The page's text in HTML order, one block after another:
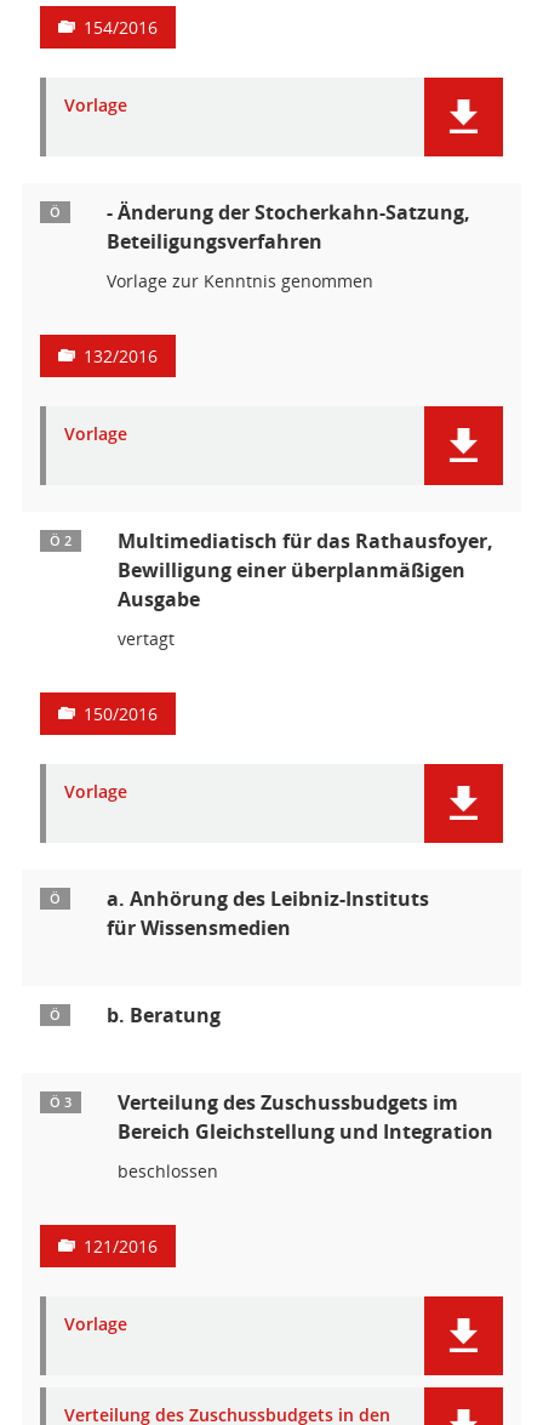
154/2016
Vorlage
Ö
- Änderung der Stocherkahn-Satzung,
Beteiligungsverfahren
Vorlage zur Kenntnis genommen
132/2016
Vorlage
Ö 2
Multimediatisch für das Rathausfoyer,
Bewilligung einer überplanmäßigen
Ausgabe
vertagt
150/2016
Vorlage
Ö
a. Anhörung des Leibniz-Instituts
für Wissensmedien
Ö b. Beratung
Ö 3
Verteilung des Zuschussbudgets im
Bereich Gleichstellung und Integration
beschlossen
121/2016
Vorlage
Verteilung des Zuschussbudgets in den